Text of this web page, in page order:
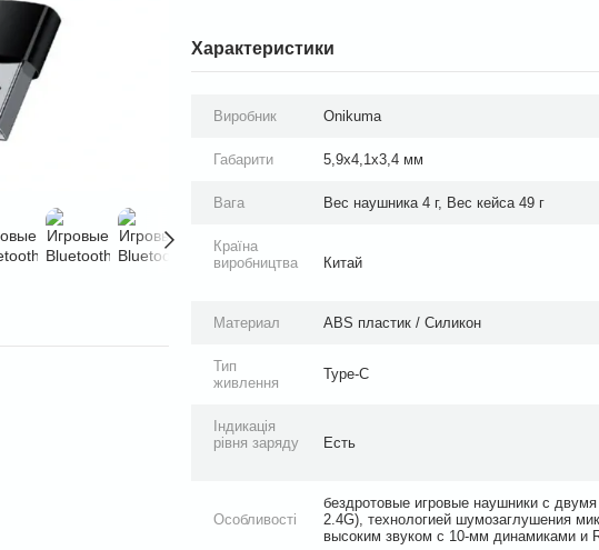
Характеристики
Виробник Onikuma
Габарити 5,9x4,1x3,4 мм
Вага Вес наушника 4 г, Вес кейса 49 г
Країна
виробництва
Китай
Материал ABS пластик / Силикон
Тип
живлення
Type-C
Індикація
рівня заряду
Есть
Особливості
бездротовые игровые наушники с
2.4G), технологией шумозаглушения
высоким звуком с 10-мм динамиками и